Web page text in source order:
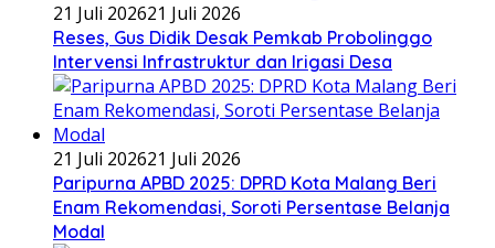
21 Juli 202621 Juli 2026
Reses, Gus Didik Desak Pemkab Probolinggo
Intervensi Infrastruktur dan Irigasi Desa
21 Juli 202621 Juli 2026
Paripurna APBD 2025: DPRD Kota Malang Beri
Enam Rekomendasi, Soroti Persentase Belanja
Modal